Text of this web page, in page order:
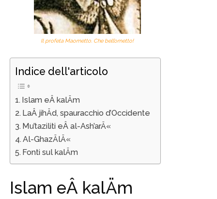
Il profeta Maometto. Che bell’ometto!
Indice dell'articolo
Islam eÂ kalÄm
LaÂ jihÄd, spauracchio d’Occidente
Mu’taziliti eÂ al-Ash’arÄ«
Al-GhazÄlÄ«
Fonti sul kalÄm
Islam eÂ kalÄm